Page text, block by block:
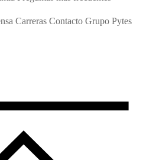
Carreras Contacto Grupo Pytes